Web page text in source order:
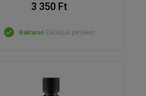
3 350 Ft
Raktáron Elküldjük pénteken